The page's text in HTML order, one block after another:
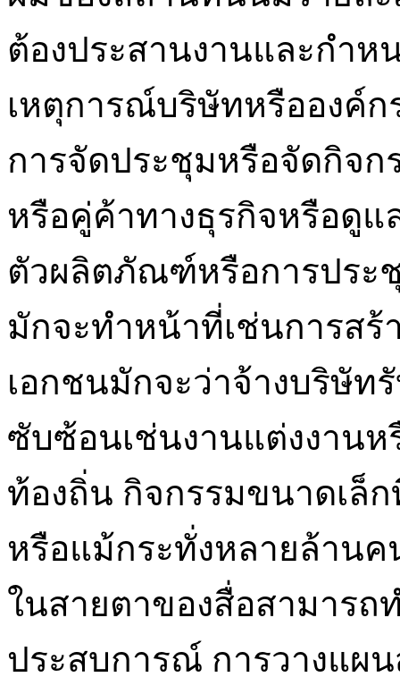
ต้องประสานงานและกำห
เหตุการณ์บริษัทหรือองค์ก
การจัดประชุมหรือจัดกิจก
หรือคู่ค้าทางธุรกิจหรือดูแ
ตัวผลิตภัณฑ์หรือการประ
มักจะทำหน้าที่เช่นการส
เอกชนมักจะว่าจ้างบริษัท
ซับซ้อนเช่นงานแต่งงานห
ท้องถิ่น กิจกรรมขนาดเล็
หรือแม้กระทั่งหลายล้าน
ในสายตาของสื่อสามาร
ประสบการณ์ การวางแผ